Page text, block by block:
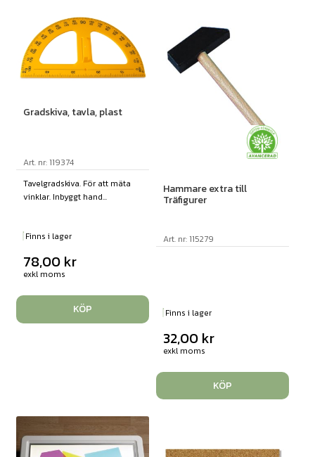
Gradskiva, tavla, plast
Art. nr: 119374
Tavelgradskiva. För att mäta
vinklar. Inbyggt hand...
Finns i lager
78,00 kr
exkl moms
KÖP
Hammare extra till
Träfigurer
Art. nr: 115279
Finns i lager
32,00 kr
exkl moms
KÖP